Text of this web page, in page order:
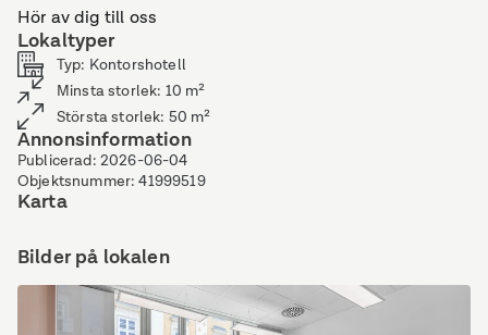
Hör av dig till oss
Lokaltyper
Typ: Kontorshotell
Minsta storlek: 10 m²
Största storlek: 50 m²
Annonsinformation
Publicerad: 2026-06-04
Objektsnummer:41999519
Karta
Bilder på lokalen